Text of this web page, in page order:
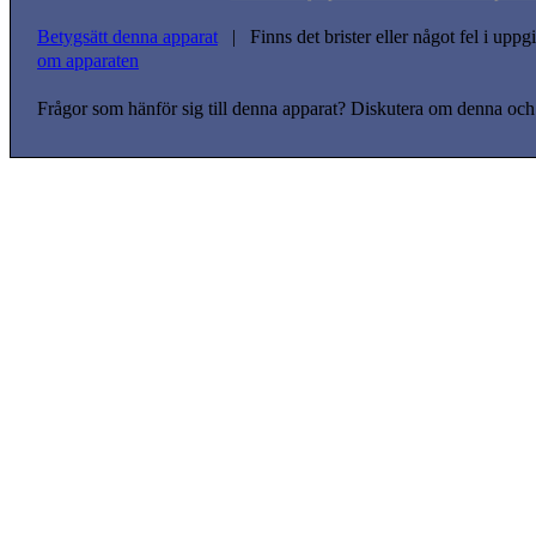
Betygsätt denna apparat | Finns det brister eller något fel i
om apparaten
Frågor som hänför sig till denna apparat? Diskutera om denna